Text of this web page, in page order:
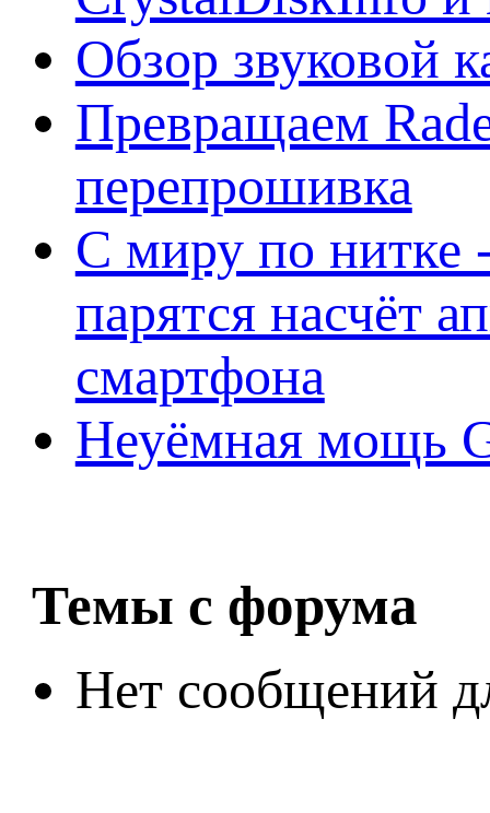
Обзор звуковой
Превращаем
перепрошивка
С миру по нитке
парятся насчёт
смартфона
Неуёмная мощь
Темы с форума
Нет сообщений